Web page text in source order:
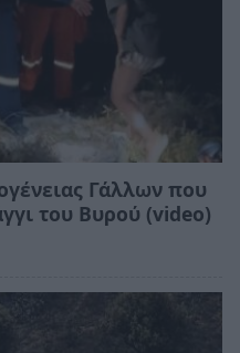
Γάλλων που
του Βυρού (video)